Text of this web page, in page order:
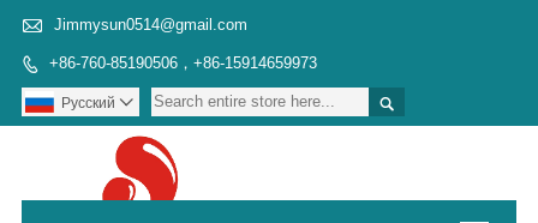
 Jimmysun0514@gmail.com
 +86-760-85190506，+86-15914659973

Pусский 